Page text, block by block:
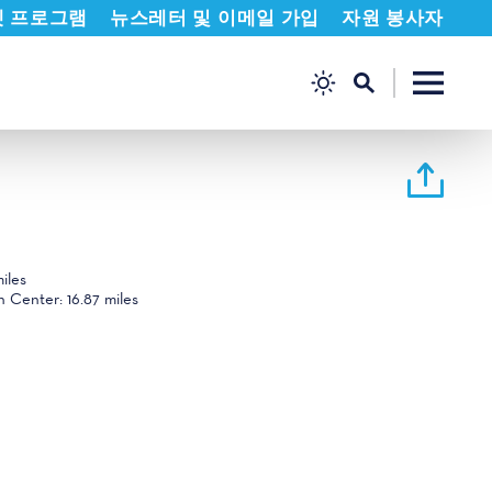
프로그램 뉴스레터 및 이메일 가입 자원 봉사자
Center: 16.87 miles